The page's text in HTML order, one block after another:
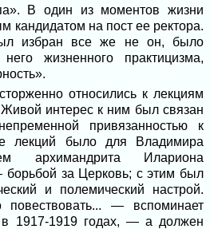
В один из моментов жизни
кандидатом на пост ее ректора.
избран все же не он, было
жизненного практицизма,
относились к лекциям
интерес к ним был связан
привязанностью к
лекций было для Владимира
архимандрита Илариона
за Церковь; с этим был
и полемический настрой.
— вспоминает
в 1917-1919 годах, — а должен